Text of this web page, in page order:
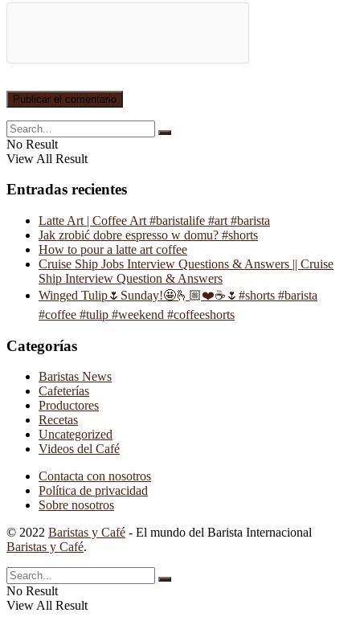
No Result
View All Result
Entradas recientes
Latte Art | Coffee Art #baristalife #art #barista
Jak zrobić dobre espresso w domu? #shorts
How to pour a latte art coffee
Cruise Ship Jobs Interview Questions & Answers || Cruise
Ship Interview Question & Answers
Winged Tulip🌷Sunday!🤩🫰🏼❤️☕️🌷#shorts #barista
#coffee #tulip #weekend #coffeeshorts
Categorías
Baristas News
Cafeterías
Productores
Recetas
Uncategorized
Videos del Café
Contacta con nosotros
Política de privacidad
Sobre nosotros
© 2022 Baristas y Café - El mundo del Barista Internacional
Baristas y Café.
No Result
View All Result